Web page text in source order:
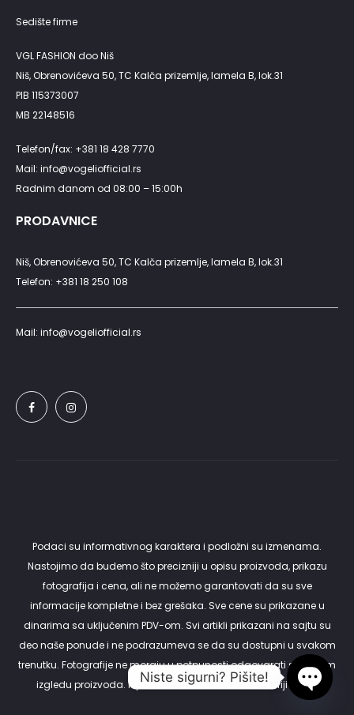
Sedište firme
VGL FASHION doo Niš
Niš, Obrenovićeva 50, TC Kalča prizemlje, lamela B, lok.31
PIB 115373007
MB 22148516
Telefon/fax: +381 18 428 7770
Mail: info@vogeliofficial.rs
Radnim danom od 08:00 – 15:00h
PRODAVNICE
Niš, Obrenovićeva 50, TC Kalča prizemlje, lamela B, lok.31
Telefon: +381 18 250 108
Mail: info@vogeliofficial.rs
Podaci su informativnog karaktera i podložni su izmenama.
Nastojimo da budemo što precizniji u opisu proizvoda, prikazu
fotografija i cena, ali ne možemo garantovati da su sve
informacije kompletne i bez grešaka. Sve cene su prikazane u
dinarima sa uključenim PDV-om. Svi artikli prikazani na sajtu su
deo naše ponude i ne podrazumeva se da su dostupni u svakom
trenutku. Fotografije ne moraju u potpunosti odgovarati stvarnom
izgledu proizvoda. Isporuku vršimo samo na teritoriji Srbije.
Niste sigurni? Pišite!